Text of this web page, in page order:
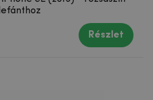
Részlet